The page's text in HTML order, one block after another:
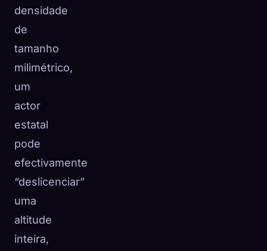
densidade
de
tamanho
milimétrico,
um
actor
estatal
pode
efectivamente
“deslicenciar”
uma
altitude
inteira,